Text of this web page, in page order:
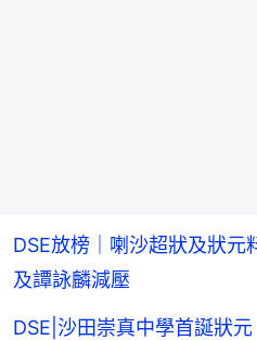
DSE放榜｜喇沙超狀及狀
及譚詠麟減壓
DSE|沙田崇真中學首誕狀